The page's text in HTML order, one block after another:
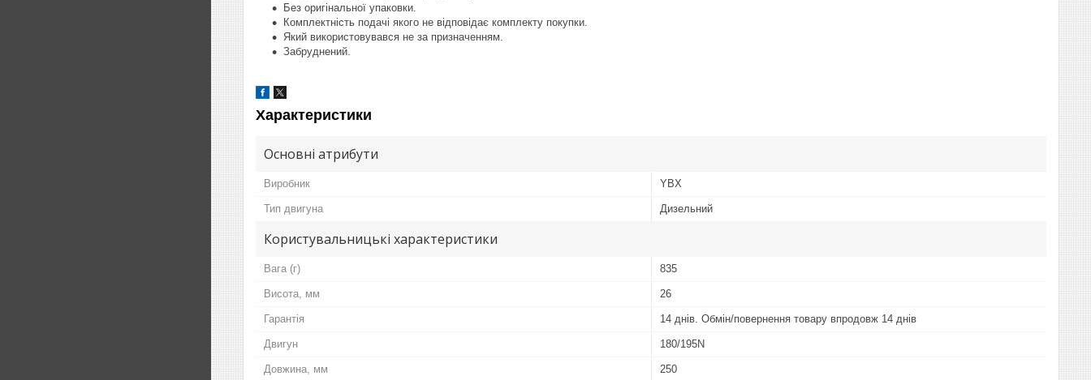
Без оригінальної упаковки.
Комплектність подачі якого не відповідає комплекту покупки.
Який використовувався не за призначенням.
Забруднений.
Характеристики
Основні атрибути
Виробник YBX
Тип двигуна Дизельний
Користувальницькі характеристики
Вага (г) 835
Висота, мм 26
Гарантія 14 днів. Обмін/повернення товару впродовж 14 днів
Двигун 180/195N
Довжина, мм 250